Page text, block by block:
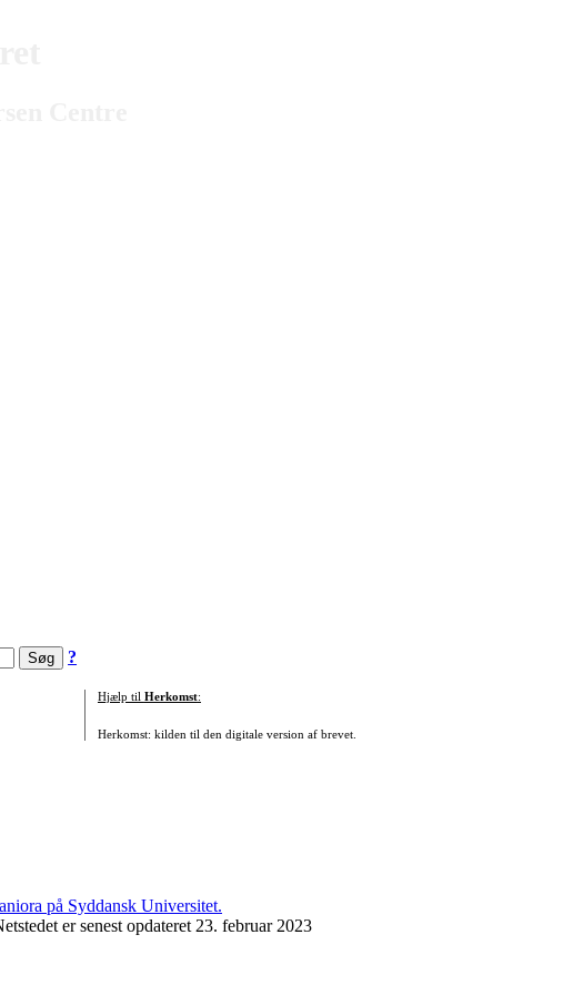
?
Hjælp til Herkomst:
Herkomst: kilden til den digitale version af brevet.
er senest opdateret 23. februar 2023